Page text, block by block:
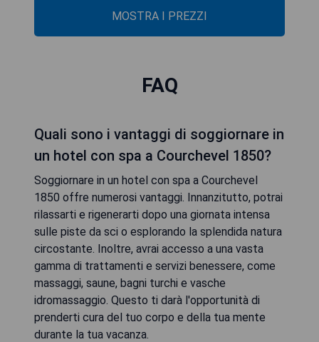
MOSTRA I PREZZI
FAQ
Quali sono i vantaggi di soggiornare in
un hotel con spa a Courchevel 1850?
Soggiornare in un hotel con spa a Courchevel
1850 offre numerosi vantaggi. Innanzitutto, potrai
rilassarti e rigenerarti dopo una giornata intensa
sulle piste da sci o esplorando la splendida natura
circostante. Inoltre, avrai accesso a una vasta
gamma di trattamenti e servizi benessere, come
massaggi, saune, bagni turchi e vasche
idromassaggio. Questo ti darà l'opportunità di
prenderti cura del tuo corpo e della tua mente
durante la tua vacanza.